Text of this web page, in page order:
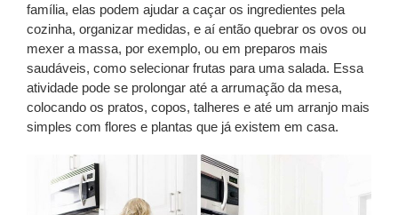
família, elas podem ajudar a caçar os ingredientes pela
cozinha, organizar medidas, e aí então quebrar os ovos ou
mexer a massa, por exemplo, ou em preparos mais
saudáveis, como selecionar frutas para uma salada. Essa
atividade pode se prolongar até a arrumação da mesa,
colocando os pratos, copos, talheres e até um arranjo mais
simples com flores e plantas que já existem em casa.